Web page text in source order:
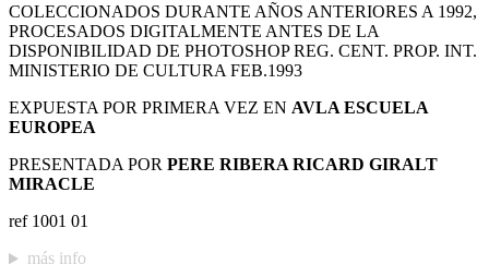
COLECCIONADOS DURANTE AÑOS ANTERIORES A 1992,
PROCESADOS DIGITALMENTE ANTES DE LA
DISPONIBILIDAD DE PHOTOSHOP REG. CENT. PROP. INT.
MINISTERIO DE CULTURA FEB.1993
EXPUESTA POR PRIMERA VEZ EN AVLA ESCUELA
EUROPEA
PRESENTADA POR PERE RIBERA RICARD GIRALT
MIRACLE
ref 1001 01
más info